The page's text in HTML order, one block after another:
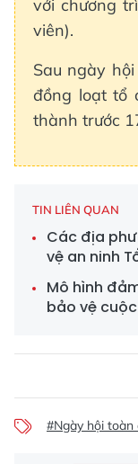
với chương
viên).
Sau ngày
đồng loạt tổ
thành trước
TIN LIÊN QUAN
Các địa
vệ an ninh
Mô hình
bảo vệ
#Ngày hội toàn